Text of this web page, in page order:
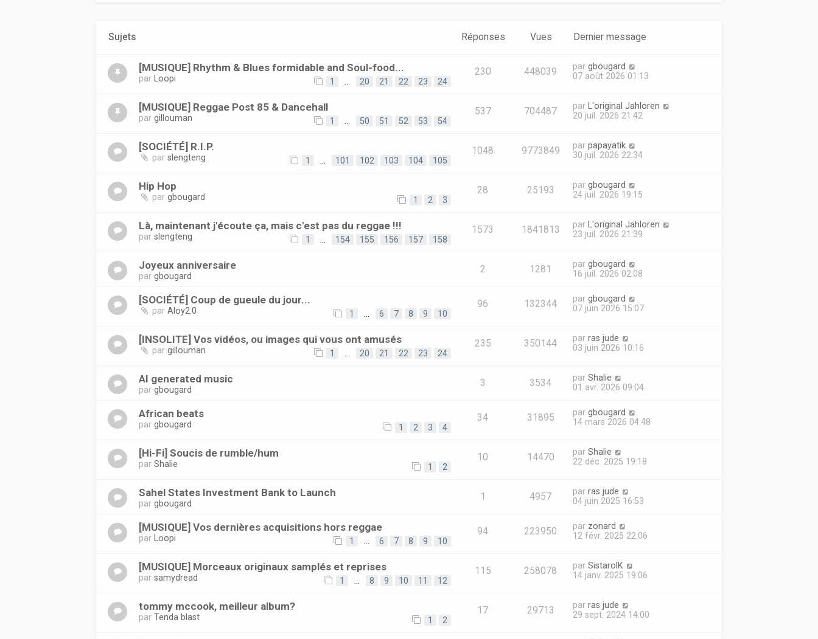
Sujets Réponses Vues Dernier message
[MUSIQUE] Rhythm & Blues formidable and Soul-food...
par Loopi 1 20 21 22 23 24
230 448039 par gbougard
07 août 2026 01:13
[MUSIQUE] Reggae Post 85 & Dancehall
pargillouman 1 50 51 52 53 54
537 704487 par
L'original Jahloren
20 juil. 2026 21:42
[SOCIÉTÉ] R.I.P.
parslengteng 1 101 102 103 104 105
1048 9773849 par papayatik
30 juil. 2026 22:34
Hip Hop
pargbougard 1 2 3
28 25193 par gbougard
24 juil. 2026 19:15
Là, maintenant j'écoute ça, mais c'est pas du reggae !!!
parslengteng 1 154 155 156 157 158
1573 1841813 par
L'original Jahloren
23 juil. 2026 21:39
Joyeux anniversaire
pargbougard
2 1281 par gbougard
16 juil. 2026 02:08
[SOCIÉTÉ] Coup de gueule du jour...
parAloy2.0 1 6 7 8 9 10
96 132344 par gbougard
07 juin 2026 15:07
[INSOLITE] Vos vidéos, ou images qui vous ont amusés
pargillouman 1 20 21 22 23 24
235 350144 par ras jude
03 juin 2026 10:16
AI generated music
pargbougard
3 3534 par Shalie
01 avr. 2026 09:04
African beats
pargbougard 1 2 3 4
34 31895 par gbougard
14 mars 2026 04:48
[Hi-Fi] Soucis de rumble/hum
parShalie 1 2
10 14470 par Shalie
22 déc. 2025 19:18
Sahel States Investment Bank to Launch
pargbougard
1 4957 par ras jude
04 juin 2025 16:53
[MUSIQUE] Vos dernières acquisitions hors reggae
par Loopi 1 6 7 8 9 10
94 223950 par zonard
12 févr. 2025 22:06
[MUSIQUE] Morceaux originaux samplés et reprises
parsamydread 1 8 9 10 11 12
115 258078 par SistarolK
14 janv. 2025 19:06
tommy mccook, meilleur album?
parTenda blast 1 2
17 29713 par ras jude
29 sept. 2024 14:00